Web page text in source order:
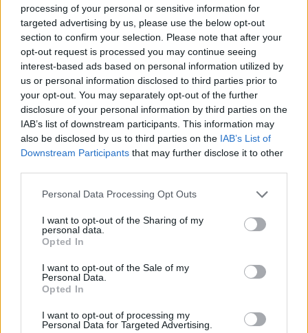
processing of your personal or sensitive information for
targeted advertising by us, please use the below opt-out
section to confirm your selection. Please note that after your
opt-out request is processed you may continue seeing
interest-based ads based on personal information utilized by
us or personal information disclosed to third parties prior to
your opt-out. You may separately opt-out of the further
disclosure of your personal information by third parties on the
IAB’s list of downstream participants. This information may
also be disclosed by us to third parties on the IAB’s List of
Downstream Participants that may further disclose it to other
Personal Data Processing Opt Outs
I want to opt-out of the Sharing of my
personal data.
Opted In
I want to opt-out of the Sale of my
Personal Data.
Opted In
I want to opt-out of processing my
Personal Data for Targeted Advertising.
In evidenza